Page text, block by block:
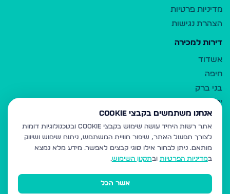
מדיניות פרטיות
הצהרת נגישות
דירות למכירה
אשדוד
חיפה
בני ברק
ירושלים
אלעד
גבעת זאב
בית שמש
רכסים
מודיעין עילית
אנחנו משתמשים בקבצי Cookie
אתר רשות היחיד עושה שימוש בקבצי Cookie ובטכנולוגיות דומות
לצורך תפעול האתר, שיפור חוויית המשתמש, ניתוח שימוש ושיווק
מותאם. ניתן לבחור אילו סוגי קבצים לאפשר. מידע מלא נמצא
במדיניות הפרטיות ובתקנון השימוש.
אשר הכל